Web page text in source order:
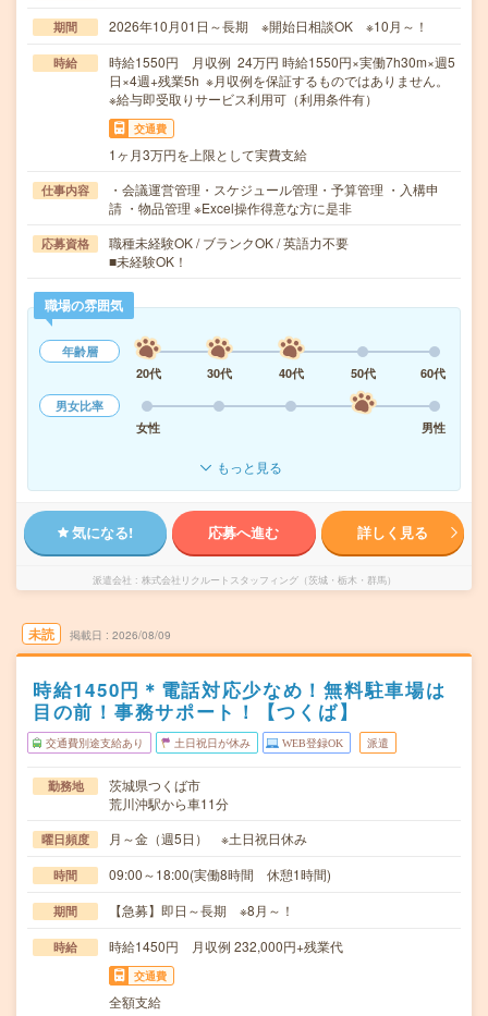
期間 2026年10月01日～長期 ※開始日相談OK ※10月～！
時給
時給1550円 月収例 24万円 時給1550円×実働7h30m×週5
日×4週+残業5h ※月収例を保証するものではありません。
※給与即受取りサービス利用可（利用条件有）
交通費
1ヶ月3万円を上限として実費支給
仕事内容
・会議運営管理・スケジュール管理・予算管理 ・入構申
請 ・物品管理 ※Excel操作得意な方に是非
応募資格
職種未経験OK / ブランクOK / 英語力不要
■未経験OK！
職場の雰囲気
年齢層
20代
30代 40代 50代
60代
男女比率
女性
男性
もっと見る
気になる! 応募へ進む 詳しく見る
派遣会社 株式会社リクルートスタッフィング（茨城・栃木・群馬）
未読 掲載日 2026/08/09
時給1450円＊電話対応少なめ！無料駐車場は
目の前！事務サポート！【つくば】
交通費別途支給あり 土日祝日が休み WEB登録OK 派遣
勤務地
茨城県つくば市
荒川沖駅から車11分
曜日頻度 月～金（週5日） ※土日祝日休み
時間 09:00～18:00(実働8時間 休憩1時間)
期間 【急募】即日～長期 ※8月～！
時給 時給1450円 月収例 232,000円+残業代
交通費
全額支給